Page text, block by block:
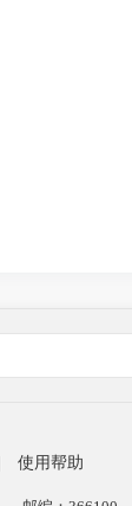
使用帮助